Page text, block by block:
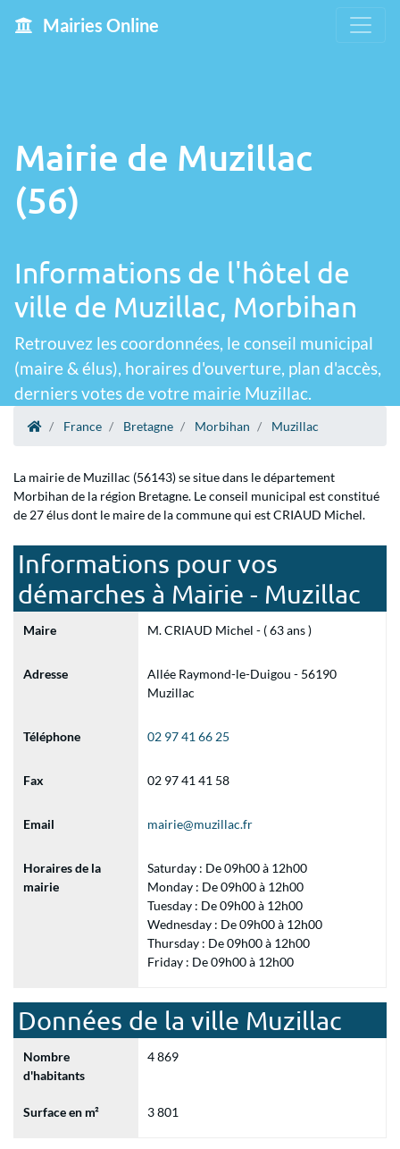
Mairies Online
Mairie de Muzillac
(56)
Informations de l'hôtel de
ville de Muzillac, Morbihan
Retrouvez les coordonnées, le conseil municipal
(maire & élus), horaires d'ouverture, plan d'accès,
derniers votes de votre mairie Muzillac.
France Bretagne Morbihan Muzillac
La mairie de Muzillac (56143) se situe dans le département
Morbihan de la région Bretagne. Le conseil municipal est constitué
de 27 élus dont le maire de la commune qui est CRIAUD Michel.
Informations pour vos
démarches à Mairie - Muzillac
Maire M. CRIAUD Michel - ( 63 ans )
Adresse
Allée Raymond-le-Duigou - 56190
Muzillac
Téléphone 02 97 41 66 25
Fax 02 97 41 41 58
Email mairie@muzillac.fr
Horaires de la
mairie
Saturday : De 09h00 à 12h00
Monday : De 09h00 à 12h00
Tuesday : De 09h00 à 12h00
Wednesday : De 09h00 à 12h00
Thursday : De 09h00 à 12h00
Friday : De 09h00 à 12h00
Données de la ville Muzillac
Nombre
d'habitants
4 869
Surface en m² 3 801